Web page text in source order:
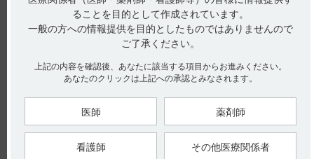
効能又は効果について教えてください。
電子添文には、効能又は効果に関する以下の記載があります。
4．効能又は効果
（1）ビタミンB12欠乏症の予防及び治療
（2）ビタミンB12の需要が増大し、食事からの摂取が不十分な
際の補給（消耗性疾患、甲状腺機能亢進症、妊産婦、授乳婦
ることを目的として作成されています。
一般の方への情報提供を目的としたものではありませんので
ご了承ください。
上記の内容を確認後、あなたに該当する項目からお進みください。
あなたのクリックは上記への承認とみなされます。
医師 薬剤師
看護師 その他医療関係者